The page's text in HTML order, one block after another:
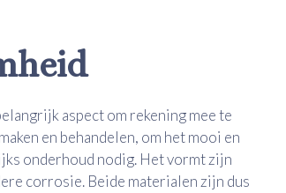
aspect om rekening mee te
en behandelen, om het mooi en
onderhoud nodig. Het vormt zijn
corrosie. Beide materialen zijn dus